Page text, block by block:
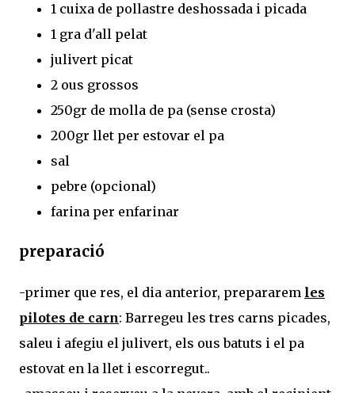
1 cuixa de pollastre deshossada i picada
1 gra d'all pelat
julivert picat
2 ous grossos
250gr de molla de pa (sense crosta)
200gr llet per estovar el pa
sal
pebre (opcional)
farina per enfarinar
preparació
-primer que res, el dia anterior, prepararem les
pilotes de carn: Barregeu les tres carns picades,
saleu i afegiu el julivert, els ous batuts i el pa
estovat en la llet i escorregut..